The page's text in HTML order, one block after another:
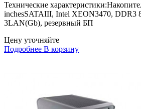
Технические
inchesSATAIII, Intel XEON3470, DDR3
3LAN(Gb), резервный БП
Цену уточняйте
Подробнее В корзину